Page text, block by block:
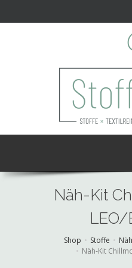
Näh-Kit
LEO/
Shop Stoffe
Näh-Kit